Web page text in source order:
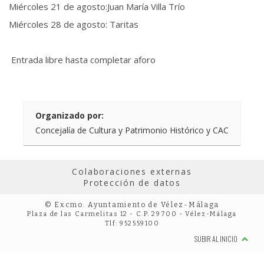
Miércoles 21 de agosto:Juan María Villa Trío
Miércoles 28 de agosto: Taritas
Entrada libre hasta completar aforo
Organizado por:
Concejalía de Cultura y Patrimonio Histórico y CAC
Colaboraciones externas
Protección de datos
© Excmo. Ayuntamiento de Vélez-Málaga
Plaza de las Carmelitas 12 - C.P. 29700 - Vélez-Málaga
Tlf: 952559100
SUBIR AL INICIO